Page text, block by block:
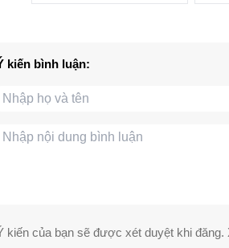
kiến bình luận:
kiến của bạn sẽ được xét duyệt khi đăng.